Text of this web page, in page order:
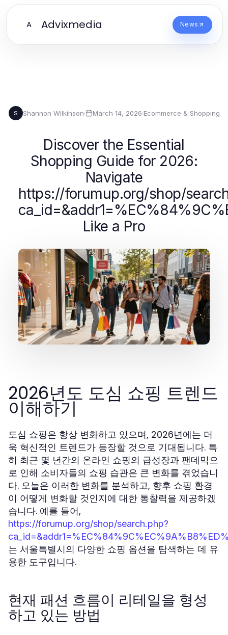
A Advixmedia News
S Shannon Wilkinson· March 14, 2026·Ecommerce & Shopping
Discover the Essential
Shopping Guide for 2026:
Navigate
https://forumup.org/shop/
Like a Pro
2026년도 도심 쇼핑 트렌드
이해하기
도심 쇼핑은 항상 변화하고 있으며, 2026년에는 더
욱 혁신적인 트렌드가 등장할 것으로 기대됩니다. 특
히 최근 몇 년간의 온라인 쇼핑의 급성장과 팬데믹으
로 인해 소비자들의 쇼핑 습관은 큰 변화를 겪었습니
다. 오늘은 이러한 변화를 분석하고, 향후 쇼핑 환경
이 어떻게 변화할 것인지에 대한 통찰력을 제공하겠
습니다. 예를 들어,
https://forumup.org/shop/search.php?
는 서울특별시의 다양한 쇼핑 옵션을 탐색하는 데 유
용한 도구입니다.
현재 패션 흐름이 리테일을 형성
하고 있는 방법